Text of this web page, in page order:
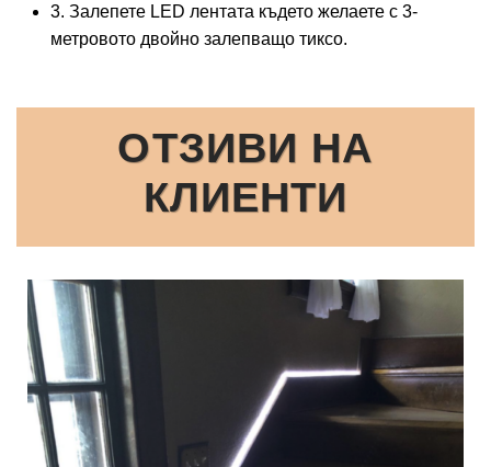
3. Залепете LED лентата където желаете с 3-
метровото двойно залепващо тиксо.
ОТЗИВИ НА
КЛИЕНТИ